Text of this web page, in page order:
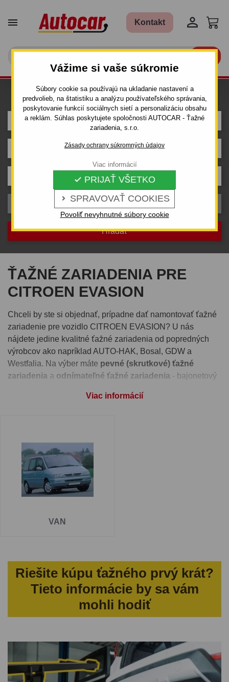
Vážime si vaše súkromie
Súbory cookie sa používajú na ukladanie nastavení a
predvolieb, na štatistiku a analýzu používateľského správania,
poskytovanie funkcií sociálnych sietí a personalizáciu obsahu
a reklám. Súhlas poskytujete spoločnosti AUTOCAR - Ťažné
zariadenia, s.r.o.
Zásady ochrany súkromných údajov
 SPRAVOVAŤ COOKIES
 PRIJAŤ VŠETKO
Povoliť nevyhnutné súbory cookie
Viac informácií
 Kontakt 
Hľadám ťažné pre auto
CITROEN
ŤAŽNÉ ZARIADENIA PRE
CITROEN EVASION
Chceli by ste si objednať, prípadne dať namontovať ťažné
zariadenie pre vozidlo CITROEN EVASION? U nás
nájdete jedine kvalitné ťažné zariadenia od popredných
výrobcov ako napríklad AUTO-HAK, Bosal, GDW a
Westfalia. Na výber máte pevné (skrutkové) ťažné
zariadenia a odnímateľné ťažné zariadenia - bajonetový
montáž ťažného zariadenia
Ivachnová, Senec alebo Prešov.
Viac informácií
VAN
Riešite kúpu ťažného prvý krát?
Tieto informácie by sa vám
mohli hodiť